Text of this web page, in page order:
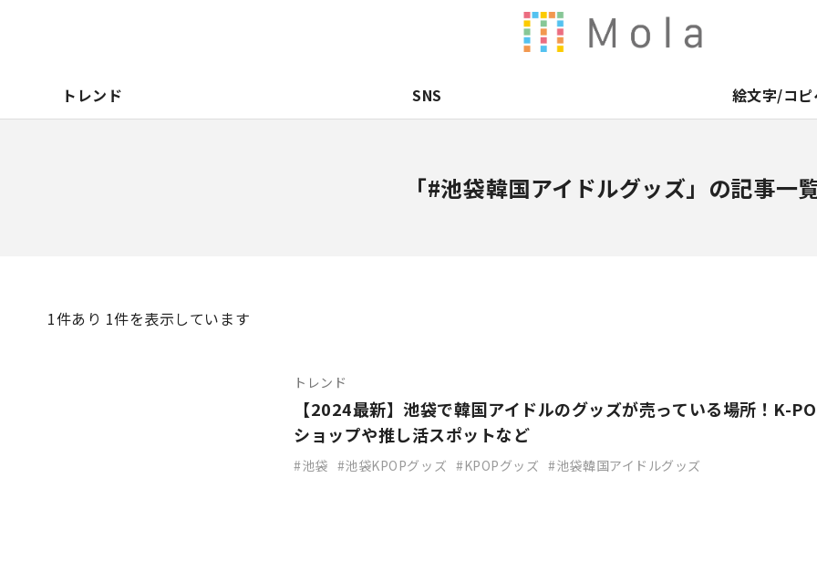
トレンド SNS 絵文字/コピ
「#池袋韓国アイドルグッズ」の記事一
1件あり 1件を表示しています
トレンド
【2024最新】池袋で韓国アイドルのグッズが売っている場所！K-
ショップや推し活スポットなど
池袋 池袋KPOPグッズ KPOPグッズ 池袋韓国アイドルグッズ